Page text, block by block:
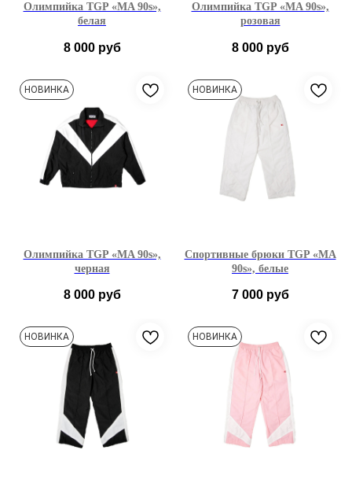
Олимпийка TGP «MA 90s»,
белая
8 000 руб
S
Олимпийка TGP «MA 90s»,
розовая
8 000 руб
S
НОВИНКА
Олимпийка TGP «MA 90s»,
черная
8 000 руб
S
НОВИНКА
Спортивные брюки TGP «MA
90s», белые
7 000 руб
S
НОВИНКА НОВИНКА